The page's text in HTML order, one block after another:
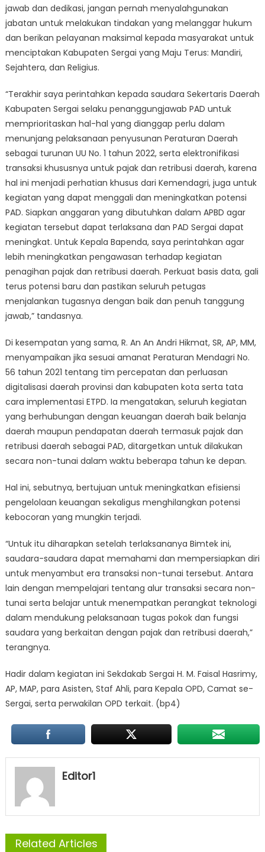
jawab dan dedikasi, jangan pernah menyalahgunakan
jabatan untuk melakukan tindakan yang melanggar hukum
dan berikan pelayanan maksimal kepada masyarakat untuk
menciptakan Kabupaten Sergai yang Maju Terus: Mandiri,
Sejahtera, dan Religius.
“Terakhir saya perintahkan kepada saudara Sekertaris Daerah
Kabupaten Sergai selaku penanggungjawab PAD untuk
memprioritaskan hal-hal yang dianggap perlu dalam
menunjang pelaksanaan penyusunan Peraturan Daerah
sebagai turunan UU No. 1 tahun 2022, serta elektronifikasi
transaksi khususnya untuk pajak dan retribusi daerah, karena
hal ini menjadi perhatian khusus dari Kemendagri, juga untuk
kegiatan yang dapat menggali dan meningkatkan potensi
PAD. Siapkan anggaran yang dibutuhkan dalam APBD agar
kegiatan tersebut dapat terlaksana dan PAD Sergai dapat
meningkat. Untuk Kepala Bapenda, saya perintahkan agar
lebih meningkatkan pengawasan terhadap kegiatan
penagihan pajak dan retribusi daerah. Perkuat basis data, gali
terus potensi baru dan pastikan seluruh petugas
menjalankan tugasnya dengan baik dan penuh tanggung
jawab,” tandasnya.
Di kesempatan yang sama, R. An An Andri Hikmat, SR, AP, MM,
menyampaikan jika sesuai amanat Peraturan Mendagri No.
56 tahun 2021 tentang tim percepatan dan perluasan
digitalisasi daerah provinsi dan kabupaten kota serta tata
cara implementasi ETPD. Ia mengatakan, seluruh kegiatan
yang berhubungan dengan keuangan daerah baik belanja
daerah maupun pendapatan daerah termasuk pajak dan
retribusi daerah sebagai PAD, ditargetkan untuk dilakukan
secara non-tunai dalam waktu beberapa tahun ke depan.
Hal ini, sebutnya, bertujuan untuk meningkatkan efisiensi
pengelolaan keuangan sekaligus menghilangkan potensi
kebocoran yang mungkin terjadi.
“Untuk itu diharapkan setelah terlaksananya Bimtek ini,
saudara-saudara dapat memahami dan mempersiapkan diri
untuk menyambut era transaksi non-tunai tersebut. Antara
lain dengan mempelajari tentang alur transaksi secara non-
tunai serta belajar untuk menempatkan perangkat teknologi
dalam mendukung pelaksanaan tugas pokok dan fungsi
saudara yang berkaitan dengan pajak dan retribusi daerah,”
terangnya.
Hadir dalam kegiatan ini Sekdakab Sergai H. M. Faisal Hasrimy,
AP, MAP, para Asisten, Staf Ahli, para Kepala OPD, Camat se-
Sergai, serta perwakilan OPD terkait. (bp4)
Editor1
Related Articles